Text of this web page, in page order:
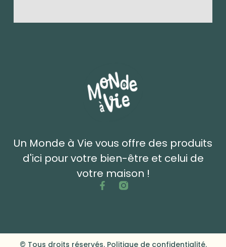
Un Monde à Vie vous offre des produits
d'ici pour votre bien-être et celui de
votre maison !
© Tous droits réservés. Politique de confidentialité.